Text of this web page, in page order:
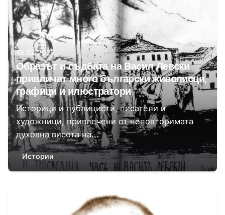
18.02.2022
Образът и съдбата на Васил Левски
привличат много български живописци,
графици и илюстратори
Историци и публицисти, писатели и
художници, привлечени от неповторимата
духовна висота на...
Истории
Илия Габровски